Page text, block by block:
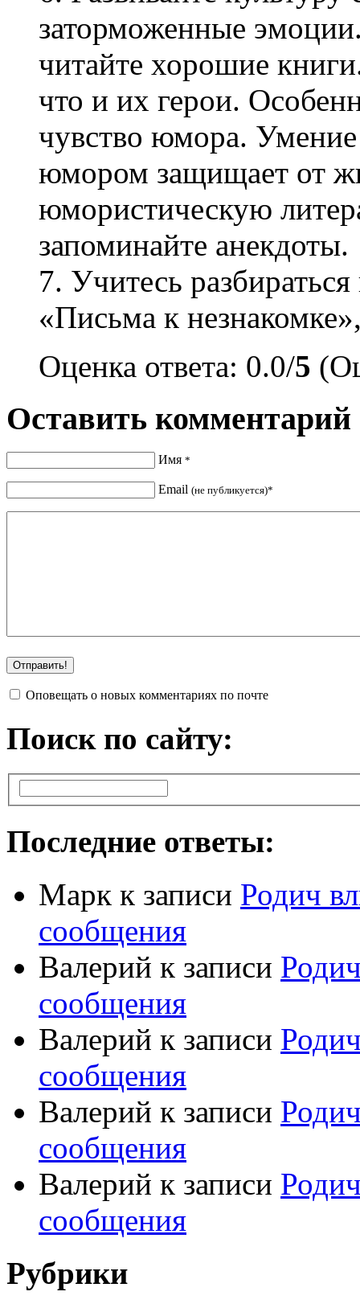
заторможенные
читайте хорошие
что и их герои.
чувство юмора. Умение
юмором защищает от
юмористическую
запоминайте анекдоты.
7. Учитесь
«Письма к
Оценка ответа: 0.0/5
Оставить комментарий
Имя *
Email (не публикуется)*
Оповещать о новых комментариях по почте
Поиск по сайту:
Последние ответы:
Марк к записи Родич
сообщения
Валерий к записи
сообщения
Валерий к записи
сообщения
Валерий к записи
сообщения
Валерий к записи
сообщения
Рубрики